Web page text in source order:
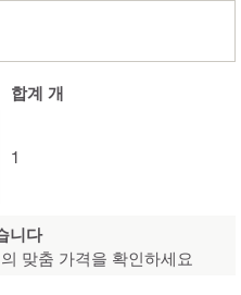
합계 개
1
니다
맞춤 가격을 확인하세요